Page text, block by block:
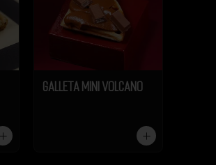
Galleta Mini Volcano